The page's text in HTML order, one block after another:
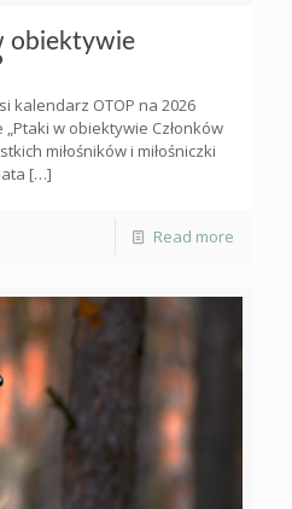
obiektywie
kalendarz OTOP na 2026
w obiektywie Członków
miłośników i miłośniczki
[…]
Read more